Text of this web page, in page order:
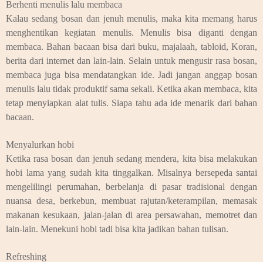
Berhenti menulis lalu membaca
Kalau sedang bosan dan jenuh menulis, maka kita memang harus
menghentikan kegiatan menulis. Menulis bisa diganti dengan
membaca. Bahan bacaan bisa dari buku, majalaah, tabloid, Koran,
berita dari internet dan lain-lain. Selain untuk mengusir rasa bosan,
membaca juga bisa mendatangkan ide. Jadi jangan anggap bosan
menulis lalu tidak produktif sama sekali. Ketika akan membaca, kita
tetap menyiapkan alat tulis. Siapa tahu ada ide menarik dari bahan
bacaan.
Menyalurkan hobi
Ketika rasa bosan dan jenuh sedang mendera, kita bisa melakukan
hobi lama yang sudah kita tinggalkan. Misalnya bersepeda santai
mengelilingi perumahan, berbelanja di pasar tradisional dengan
nuansa desa, berkebun, membuat rajutan/keterampilan, memasak
makanan kesukaan, jalan-jalan di area persawahan, memotret dan
lain-lain. Menekuni hobi tadi bisa kita jadikan bahan tulisan.
Refreshing